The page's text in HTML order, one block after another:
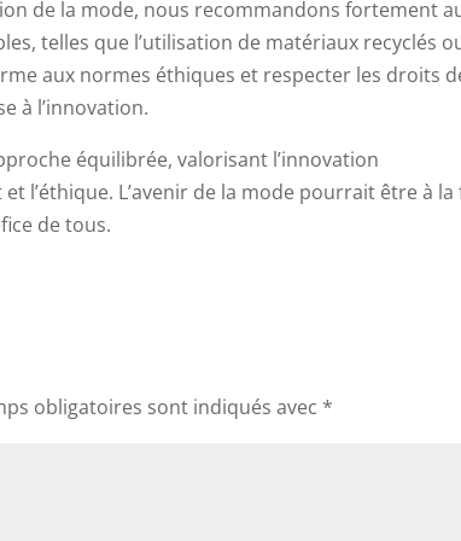
de la mode, nous recommandons fortement
telles que l’utilisation de matériaux recyclés
aux normes éthiques et respecter les droits
à l’innovation.
équilibrée, valorisant l’innovation
l’éthique. L’avenir de la mode pourrait être à la
de tous.
obligatoires sont indiqués avec *